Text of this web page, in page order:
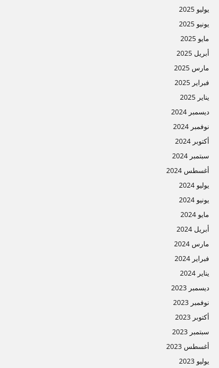
يوليو 2025
يونيو 2025
مايو 2025
أبريل 2025
مارس 2025
فبراير 2025
يناير 2025
ديسمبر 2024
نوفمبر 2024
أكتوبر 2024
سبتمبر 2024
أغسطس 2024
يوليو 2024
يونيو 2024
مايو 2024
أبريل 2024
مارس 2024
فبراير 2024
يناير 2024
ديسمبر 2023
نوفمبر 2023
أكتوبر 2023
سبتمبر 2023
أغسطس 2023
يوليو 2023